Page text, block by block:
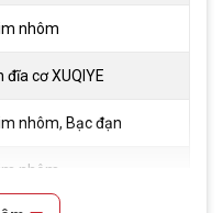
nhôm
đĩa cơ XUQIYE
nhôm, Bạc đạn
nhôm